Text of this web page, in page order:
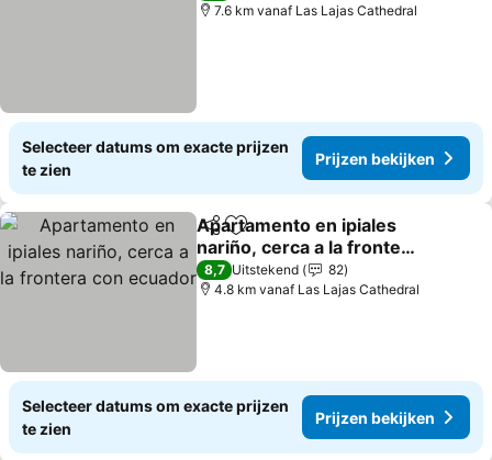
7.6 km vanaf Las Lajas Cathedral
Selecteer datums om exacte prijzen
te zien
Prijzen bekijken
DelenToevoegen aan favorieten
Apartamento en ipiales
nariño, cerca a la frontera
con ecuador
8,7 Uitstekend
82
4.8 km vanaf Las Lajas Cathedral
Selecteer datums om exacte prijzen
te zien
Prijzen bekijken